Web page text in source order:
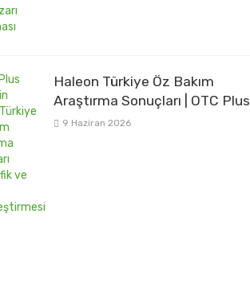
Haleon Türkiye Öz Bakım
Araştırma Sonuçları | OTC Plus
9 Haziran 2026